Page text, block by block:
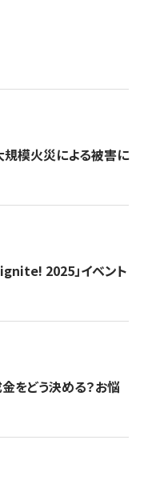
規模火災による被害に
2025」イベント
をどう決める？お悩